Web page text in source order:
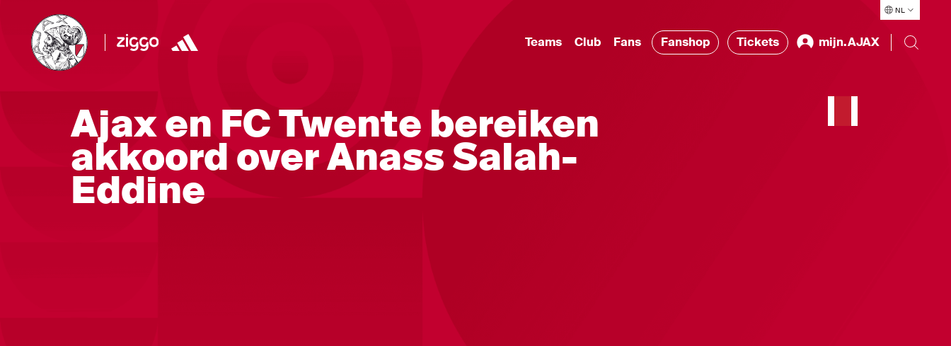
NL
Teams Club Fans Fanshop Tickets mijn.AJAX
Ajax en FC Twente bereiken
akkoord over Anass Salah-
Eddine